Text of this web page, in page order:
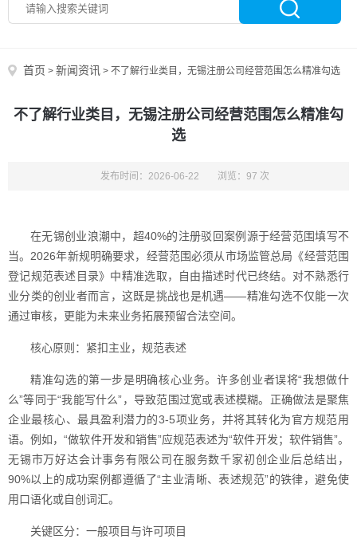
首页 > 新闻资讯 > 不了解行业类目，无锡注册公司经营范围怎么精准勾选
不了解行业类目，无锡注册公司经营范围怎么精准勾
选
发布时间：2026-06-22 浏览：97 次
在无锡创业浪潮中，超40%的注册驳回案例源于经营范围填写不
当。2026年新规明确要求，经营范围必须从市场监管总局《经营范围
登记规范表述目录》中精准选取，自由描述时代已终结。对不熟悉行
业分类的创业者而言，这既是挑战也是机遇——精准勾选不仅能一次
通过审核，更能为未来业务拓展预留合法空间。
核心原则：紧扣主业，规范表述
精准勾选的第一步是明确核心业务。许多创业者误将“我想做什
么”等同于“我能写什么”，导致范围过宽或表述模糊。正确做法是聚焦
企业最核心、最具盈利潜力的3-5项业务，并将其转化为官方规范用
语。例如，“做软件开发和销售”应规范表述为“软件开发；软件销售”。
无锡市万好达会计事务有限公司在服务数千家初创企业后总结出，
90%以上的成功案例都遵循了“主业清晰、表述规范”的铁律，避免使
用口语化或自创词汇。
关键区分：一般项目与许可项目